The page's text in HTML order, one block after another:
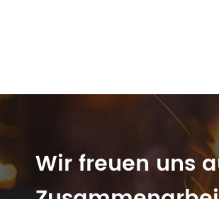
Wir freuen uns